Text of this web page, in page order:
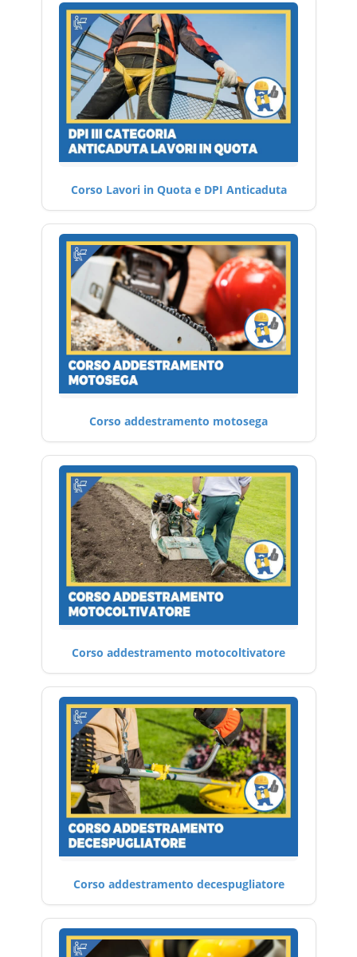
Corso Lavori in Quota e DPI Anticaduta
Corso addestramento motosega
Corso addestramento motocoltivatore
Corso addestramento decespugliatore